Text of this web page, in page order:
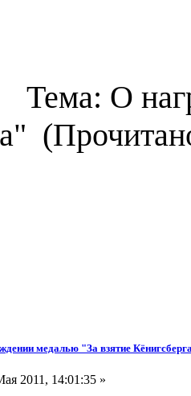
Тема: О
медалью "За взятие
2011, 14:01:35 »